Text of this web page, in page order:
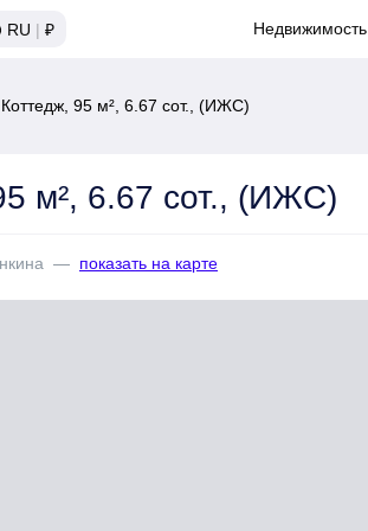
RU | ₽ Недвижимость
95 м², 6.67 сот., (ИЖС)
м², 6.67 сот., (ИЖС)
— показать на карте